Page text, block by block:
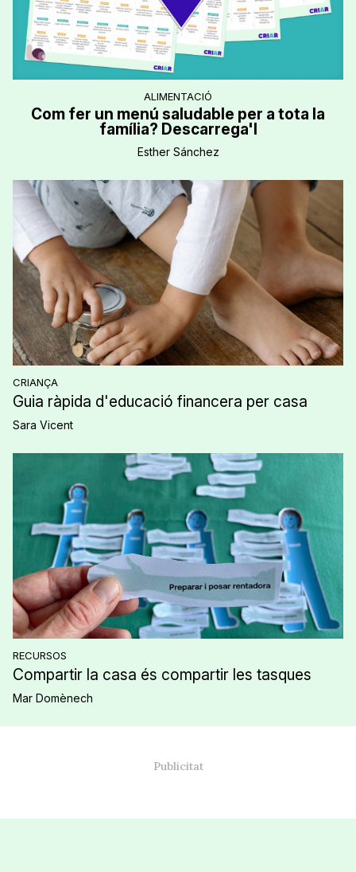
CRIANÇA
Guia ràpida d'educació financera per casa
Sara Vicent
RECURSOS
Compartir la casa és compartir les tasques
Mar Domènech
ALIMENTACIÓ
Com fer un menú saludable per a tota la
família? Descarrega'l
Esther Sánchez